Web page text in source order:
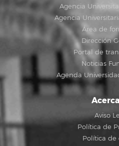
Agencia
Agencia
Área de
Dirección
Portal de
Noticias
Agenda
Aviso
Política de
Política de